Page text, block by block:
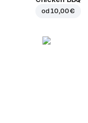
od10,00 €